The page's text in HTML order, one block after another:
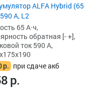
ALFA Hybrid (65
А, L2
65 А·ч,
обратная [- +],
ток 590 А,
р. при сдаче акб
р.